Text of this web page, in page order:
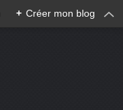
+ Créer mon blog